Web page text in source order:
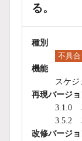
る。
種別
不具合
機能
スケ
再現バージ
3.1.0
3.5.2
改修バージ